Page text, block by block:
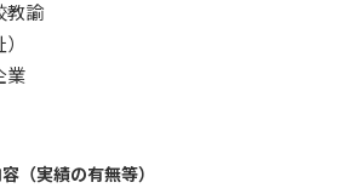
教諭
業
（実績の有無等）